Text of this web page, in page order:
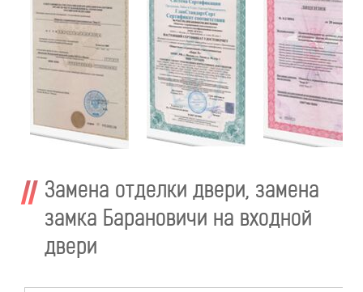
Замена отделки двери, замена
замка Барановичи на входной
двери